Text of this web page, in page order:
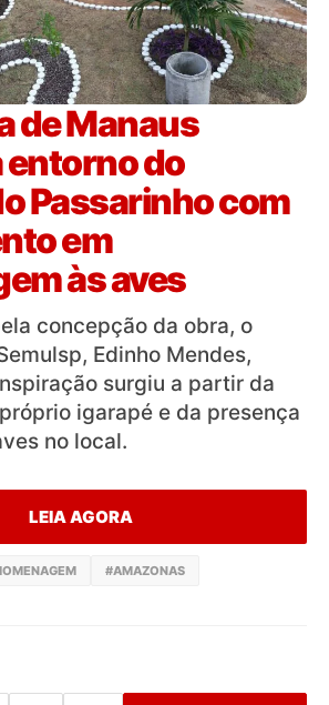
de Manaus
do
Passarinho com
em
às aves
concepção da obra, o
Edinho Mendes,
surgiu a partir da
igarapé e da presença
no local.
LEIA AGORA
#AMAZONAS